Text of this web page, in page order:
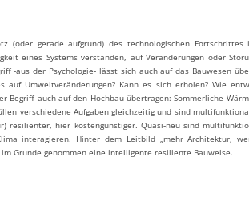
(oder gerade aufgrund) des technologischen
eines Systems verstanden, auf Veränderungen oder
‐aus der Psychologie‐ lässt sich auch auf das Bauwesen
auf Umweltveränderungen? Kann es sich erholen? Wie
Begriff auch auf den Hochbau übertragen: Sommerliche
verschiedene Aufgaben gleichzeitig und sind
resilienter, hier kostengünstiger. Quasi‐neu sind
interagieren. Hinter dem Leitbild „mehr Architektur,
im Grunde genommen eine intelligente resiliente Bauweise.